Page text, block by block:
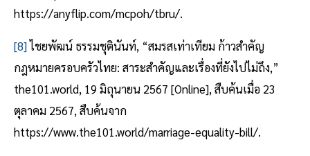
https://anyflip.com/mcpoh/tbru/.
[8]ไชยพัฒน์ ธรรมชุตินันท์, “สมรสเท่าเทียม ก้าวสำคัญ
กฎหมายครอบครัวไทย: สาระสำคัญและเรื่องที่ยังไปไม่ถึง,”
the101.world, 19 มิถุนายน 2567 [Online], สืบค้นเมื่อ 23
ตุลาคม 2567, สืบค้นจาก
https://www.the101.world/marriage-equality-bill/.